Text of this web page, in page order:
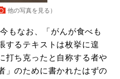
他の写真を見る ）
もなお、「がんが食べも
するテキストは枚挙に遑
打ち克ったと自称する者や
」のために書かれたはずの